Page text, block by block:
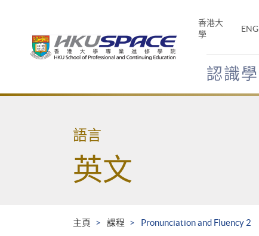
香港大
學
ENG
認識
Main
語言
英文
主頁 課程 Pronunciation and Fluency 2